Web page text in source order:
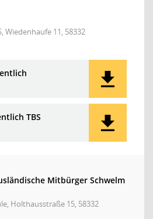
Wiedenhaufe 11, 58332
TBS
Mitbürger Schwelm
Holthausstraße 15, 58332